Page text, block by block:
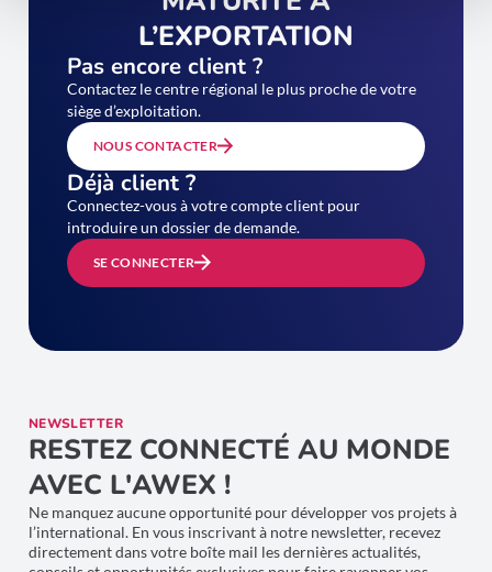
L’EXPORTATION
Pas encore client ?
Contactez le centre régional le plus proche de votre
siège d’exploitation.
NOUS CONTACTER
Déjà client ?
Connectez-vous à votre compte client pour
introduire un dossier de demande.
SE CONNECTER
NEWSLETTER
RESTEZ CONNECTÉ AU MONDE
AVEC L'AWEX !
Ne manquez aucune opportunité pour développer vos projets à
l’international. En vous inscrivant à notre newsletter, recevez
directement dans votre boîte mail les dernières actualités,